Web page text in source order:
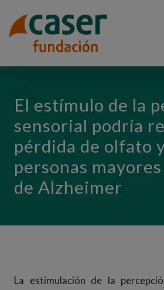
El estímulo de la
sensorial podría
pérdida de olfato
personas
de Alzheimer
La estimulación de la